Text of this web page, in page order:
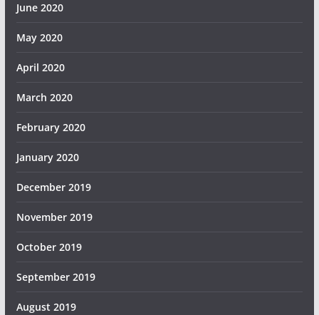
June 2020
May 2020
April 2020
March 2020
February 2020
January 2020
December 2019
November 2019
October 2019
September 2019
August 2019